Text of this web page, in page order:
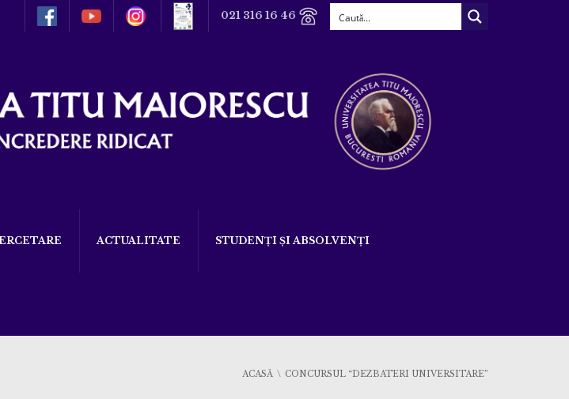
021 316 16 46
ACTUALITATE STUDENȚI ȘI ABSOLVENȚI
ACASĂ CONCURSUL “DEZBATERI UNIVERSITARE”